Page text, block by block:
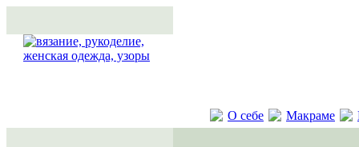
О себе Макраме